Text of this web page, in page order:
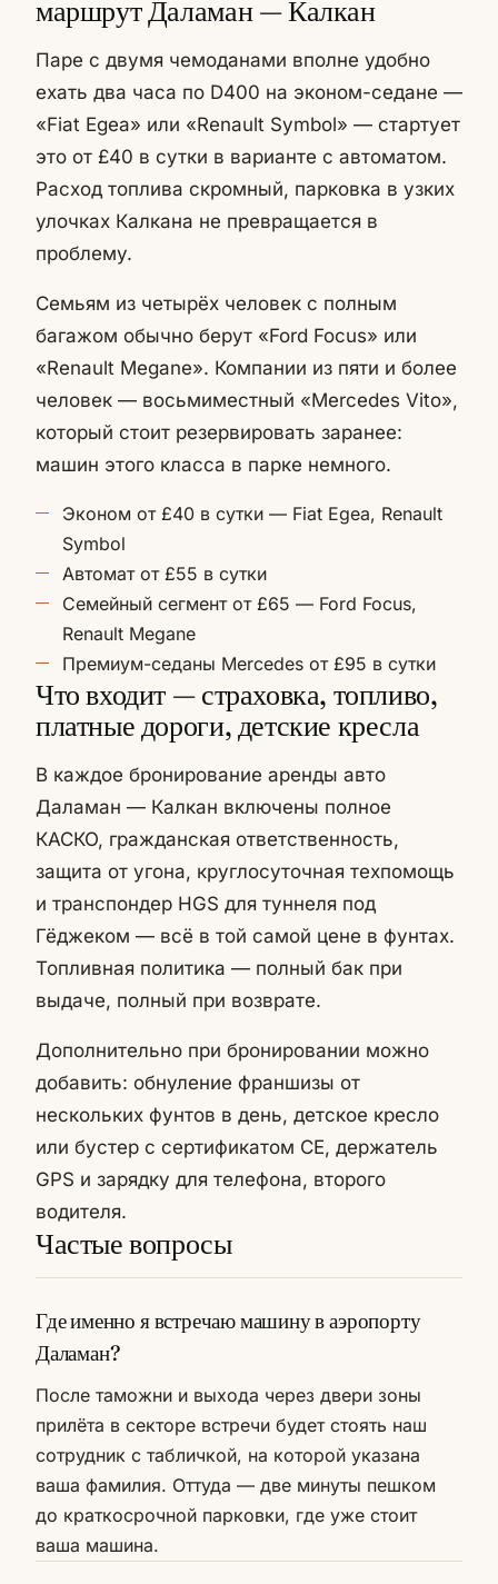
маршрут Даламан — Калкан
Паре с двумя чемоданами вполне удобно
ехать два часа по D400 на эконом-седане —
«Fiat Egea» или «Renault Symbol» — стартует
это от £40 в сутки в варианте с автоматом.
Расход топлива скромный, парковка в узких
улочках Калкана не превращается в
проблему.
Семьям из четырёх человек с полным
багажом обычно берут «Ford Focus» или
«Renault Megane». Компании из пяти и более
человек — восьмиместный «Mercedes Vito»,
который стоит резервировать заранее:
машин этого класса в парке немного.
Эконом от £40 в сутки — Fiat Egea, Renault
Symbol
Автомат от £55 в сутки
Семейный сегмент от £65 — Ford Focus,
Renault Megane
Премиум-седаны Mercedes от £95 в сутки
Что входит — страховка, топливо,
платные дороги, детские кресла
В каждое бронирование аренды авто
Даламан — Калкан включены полное
КАСКО, гражданская ответственность,
защита от угона, круглосуточная техпомощь
и транспондер HGS для туннеля под
Гёджеком — всё в той самой цене в фунтах.
Топливная политика — полный бак при
выдаче, полный при возврате.
Дополнительно при бронировании можно
добавить: обнуление франшизы от
нескольких фунтов в день, детское кресло
или бустер с сертификатом CE, держатель
GPS и зарядку для телефона, второго
водителя.
Частые вопросы
Где именно я встречаю машину в аэропорту
Даламан?
После таможни и выхода через двери зоны
прилёта в секторе встречи будет стоять наш
сотрудник с табличкой, на которой указана
ваша фамилия. Оттуда — две минуты пешком
до краткосрочной парковки, где уже стоит
ваша машина.